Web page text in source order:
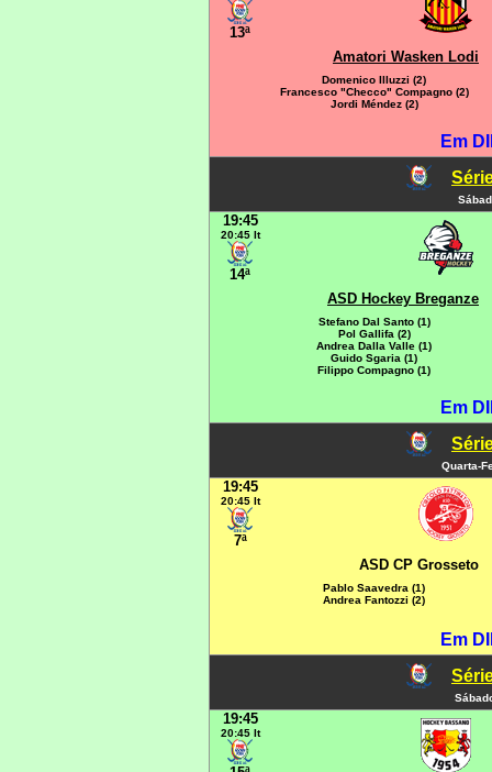
13ª
Amatori Wasken Lodi
Domenico Illuzzi (2)
Francesco "Checco" Compagno (2)
Jordi Méndez (2)
Em
19:45
20:45 It
14ª
ASD Hockey Breganze
Stefano Dal Santo (1)
Pol Gallifa (2)
Andrea Dalla Valle (1)
Guido Sgaria (1)
Filippo Compagno (1)
Em
Quarta-
19:45
20:45 It
7ª
ASD CP Grosseto
Pablo Saavedra (1)
Andrea Fantozzi (2)
Em
19:45
20:45 It